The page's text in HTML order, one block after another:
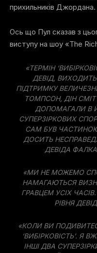
прихильників Джордана.
Ось що Пул сказав з
виступу на шоу «The
«ТЕРМІН
ДЕВІД,
ПІДТРИМКУ
ТОМПСОН, ДІН
ДОПОМАГАЛИ В
СУПЕРЗІРКОВИХ
САМ БУВ
ДОСИТЬ
ДЕВІДА
«МИ НЕ МОЖЕМО
НАМАГАЮТЬСЯ
ГРАВЦЕМ УСІХ
РІВНЯ
«КОЛИ ВИ
‘ВИБІРКОВІСТЬ’. Я
ІНШІ ДВА